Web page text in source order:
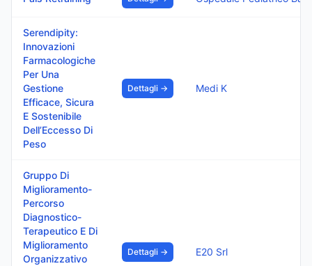
Serendipity:
Innovazioni
Farmacologiche
Per Una
Gestione
Efficace, Sicura
E Sostenibile
Dell’Eccesso Di
Peso
Dettagli → Medi K
Gruppo Di
Miglioramento-
Percorso
Diagnostico-
Terapeutico E Di
Miglioramento
Organizzativo
Dettagli → E20 Srl